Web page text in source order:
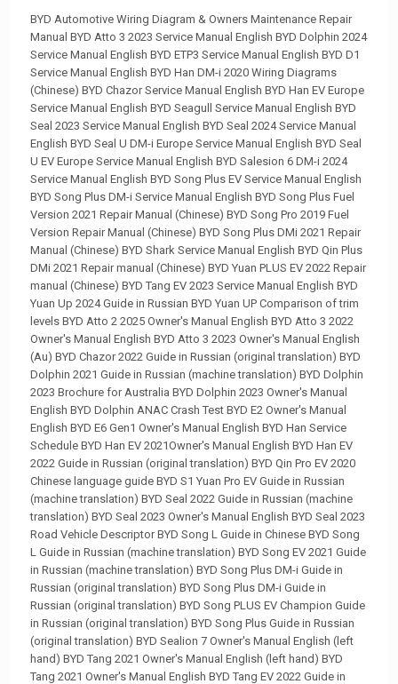
BYD Automotive Wiring Diagram & Owners Maintenance Repair
Manual BYD Atto 3 2023 Service Manual English BYD Dolphin 2024
Service Manual English BYD ETP3 Service Manual English BYD D1
Service Manual English BYD Han DM-i 2020 Wiring Diagrams
(Chinese) BYD Chazor Service Manual English BYD Han EV Europe
Service Manual English BYD Seagull Service Manual English BYD
Seal 2023 Service Manual English BYD Seal 2024 Service Manual
English BYD Seal U DM-i Europe Service Manual English BYD Seal
U EV Europe Service Manual English BYD Salesion 6 DM-i 2024
Service Manual English BYD Song Plus EV Service Manual English
BYD Song Plus DM-i Service Manual English BYD Song Plus Fuel
Version 2021 Repair Manual (Chinese) BYD Song Pro 2019 Fuel
Version Repair Manual (Chinese) BYD Song Plus DMi 2021 Repair
Manual (Chinese) BYD Shark Service Manual English BYD Qin Plus
DMi 2021 Repair manual (Chinese) BYD Yuan PLUS EV 2022 Repair
manual (Chinese) BYD Tang EV 2023 Service Manual English BYD
Yuan Up 2024 Guide in Russian BYD Yuan UP Comparison of trim
levels BYD Atto 2 2025 Owner's Manual English BYD Atto 3 2022
Owner's Manual English BYD Atto 3 2023 Owner's Manual English
(Au) BYD Chazor 2022 Guide in Russian (original translation) BYD
Dolphin 2021 Guide in Russian (machine translation) BYD Dolphin
2023 Brochure for Australia BYD Dolphin 2023 Owner's Manual
English BYD Dolphin ANAC Crash Test BYD E2 Owner's Manual
English BYD E6 Gen1 Owner's Manual English BYD Han Service
Schedule BYD Han EV 2021Owner's Manual English BYD Han EV
2022 Guide in Russian (original translation) BYD Qin Pro EV 2020
Chinese language guide BYD S1 Yuan Pro EV Guide in Russian
(machine translation) BYD Seal 2022 Guide in Russian (machine
translation) BYD Seal 2023 Owner's Manual English BYD Seal 2023
Road Vehicle Descriptor BYD Song L Guide in Chinese BYD Song
L Guide in Russian (machine translation) BYD Song EV 2021 Guide
in Russian (machine translation) BYD Song Plus DM-i Guide in
Russian (original translation) BYD Song Plus DM-i Guide in
Russian (original translation) BYD Song PLUS EV Champion Guide
in Russian (original translation) BYD Song Plus Guide in Russian
(original translation) BYD Sealion 7 Owner's Manual English (left
hand) BYD Tang 2021 Owner's Manual English (left hand) BYD
Tang 2021 Owner's Manual English BYD Tang EV 2022 Guide in